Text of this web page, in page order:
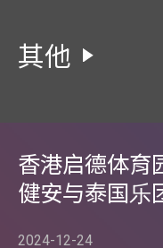
其他
香港启德体育
健安与泰国乐
2024-12-24